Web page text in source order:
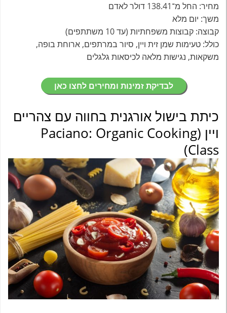
מחיר: החל מ־138.41 דולר לאדם
משך: יום מלא
קבוצה: קבוצות משפחתיות (עד 10 משתתפים)
כולל: טעימות שמן זית ויין, סיור במרתפים, ארוחת בופה,
משקאות, נגישות מלאה לכיסאות גלגלים
לבדיקת זמינות ומחירים לחצו כאן
כיתת בישול אורגנית בחווה עם צהריים
ויין (Paciano: Organic Cooking
Class)